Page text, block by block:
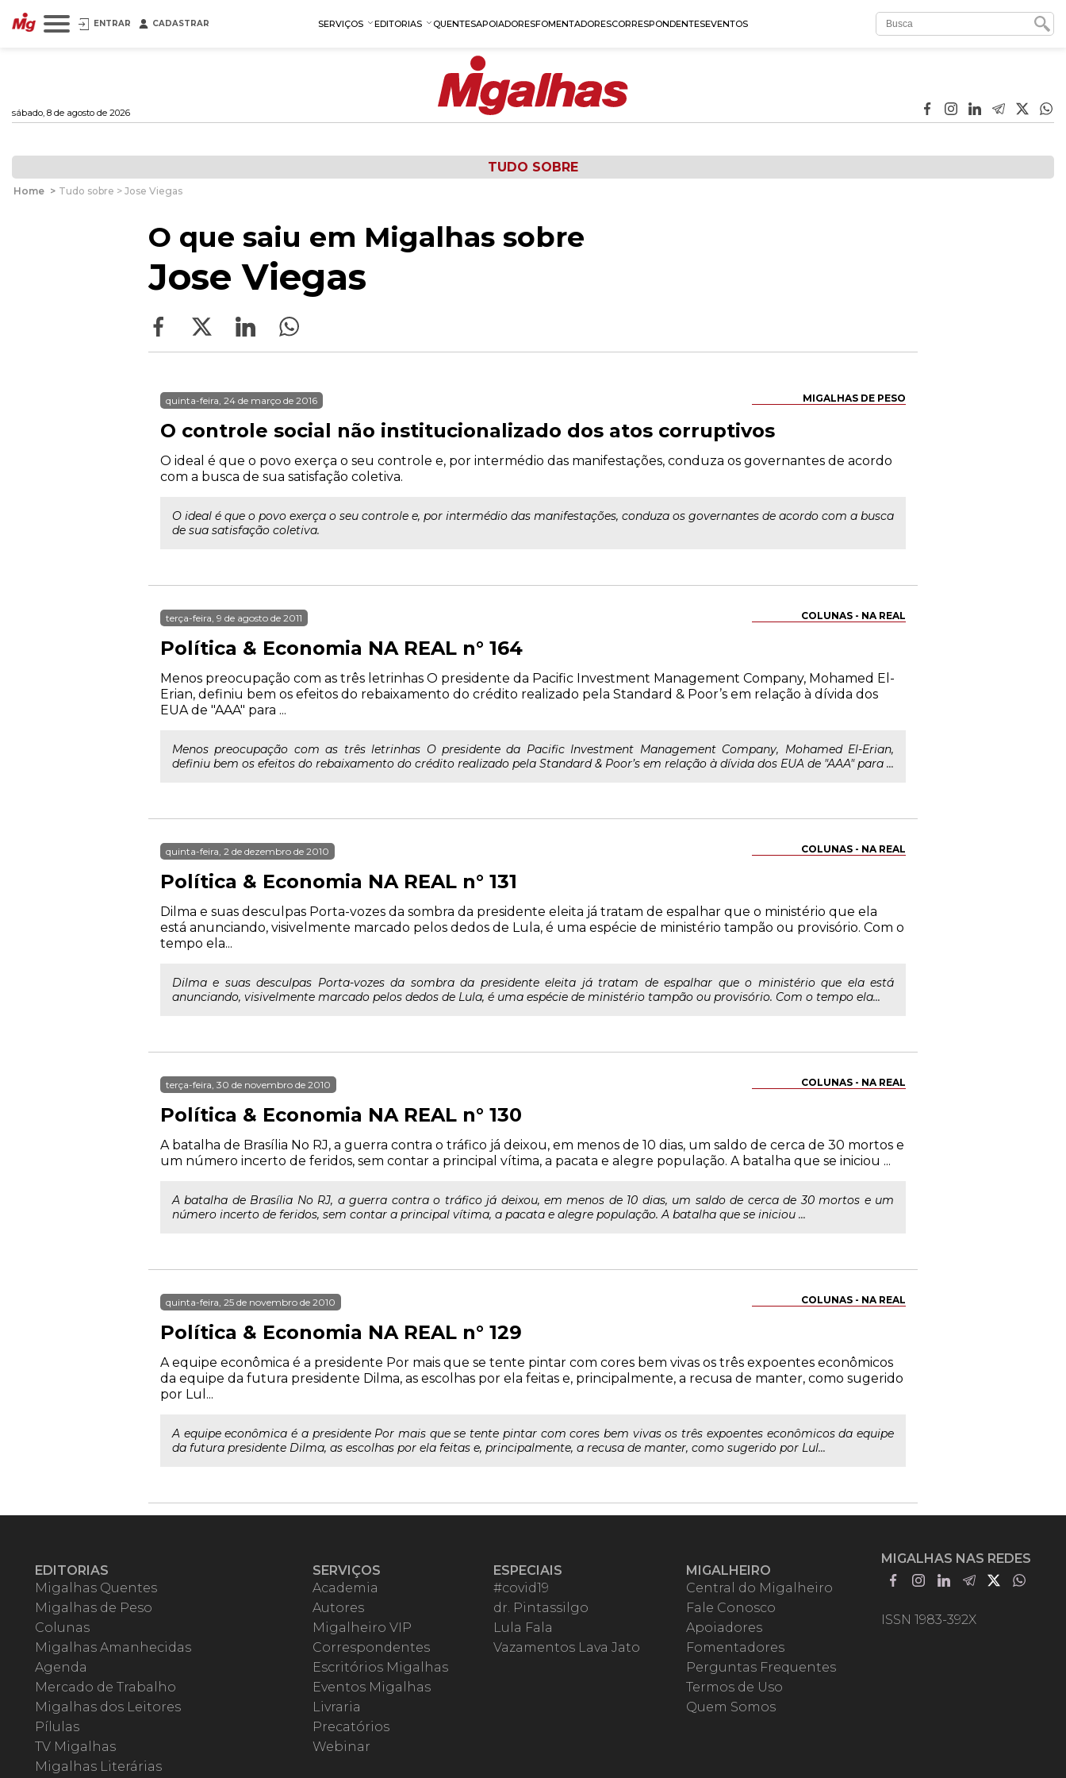
ENTRAR CADASTRAR SERVIÇOS EDITORIAS QUENTESAPOIADORESFOMENTADORESCORRESPONDENTESEVENTOS
sábado, 8 de agosto de 2026
TUDO SOBRE
Home > Tudo sobre > Jose Viegas
O que saiu em Migalhas sobre
Jose Viegas
MIGALHAS DE PESO
quinta-feira, 24 de março de 2016
O controle social não institucionalizado dos atos corruptivos
O ideal é que o povo exerça o seu controle e, por intermédio das manifestações, conduza os governantes de acordo
com a busca de sua satisfação coletiva.
O ideal é que o povo exerça o seu controle e, por intermédio das manifestações, conduza os governantes de acordo com a busca
de sua satisfação coletiva.
COLUNAS - NA REAL
terça-feira, 9 de agosto de 2011
Política & Economia NA REAL n° 164
Menos preocupação com as três letrinhas O presidente da Pacific Investment Management Company, Mohamed El-
Erian, definiu bem os efeitos do rebaixamento do crédito realizado pela Standard & Poor’s em relação à dívida dos
EUA de "AAA" para ...
Menos preocupação com as três letrinhas O presidente da Pacific Investment Management Company, Mohamed El-Erian,
definiu bem os efeitos do rebaixamento do crédito realizado pela Standard & Poor’s em relação à dívida dos EUA de "AAA" para ...
COLUNAS - NA REAL
quinta-feira, 2 de dezembro de 2010
Política & Economia NA REAL n° 131
Dilma e suas desculpas Porta-vozes da sombra da presidente eleita já tratam de espalhar que o ministério que ela
está anunciando, visivelmente marcado pelos dedos de Lula, é uma espécie de ministério tampão ou provisório. Com o
tempo ela...
Dilma e suas desculpas Porta-vozes da sombra da presidente eleita já tratam de espalhar que o ministério que ela está
anunciando, visivelmente marcado pelos dedos de Lula, é uma espécie de ministério tampão ou provisório. Com o tempo ela...
COLUNAS - NA REAL
terça-feira, 30 de novembro de 2010
Política & Economia NA REAL n° 130
A batalha de Brasília No RJ, a guerra contra o tráfico já deixou, em menos de 10 dias, um saldo de cerca de 30 mortos e
um número incerto de feridos, sem contar a principal vítima, a pacata e alegre população. A batalha que se iniciou ...
A batalha de Brasília No RJ, a guerra contra o tráfico já deixou, em menos de 10 dias, um saldo de cerca de 30 mortos e um
número incerto de feridos, sem contar a principal vítima, a pacata e alegre população. A batalha que se iniciou ...
COLUNAS - NA REAL
quinta-feira, 25 de novembro de 2010
Política & Economia NA REAL n° 129
A equipe econômica é a presidente Por mais que se tente pintar com cores bem vivas os três expoentes econômicos
da equipe da futura presidente Dilma, as escolhas por ela feitas e, principalmente, a recusa de manter, como sugerido
por Lul...
A equipe econômica é a presidente Por mais que se tente pintar com cores bem vivas os três expoentes econômicos da equipe
da futura presidente Dilma, as escolhas por ela feitas e, principalmente, a recusa de manter, como sugerido por Lul...
EDITORIAS
Migalhas Quentes
Migalhas de Peso
Colunas
Migalhas Amanhecidas
Agenda
Mercado de Trabalho
Migalhas dos Leitores
Pílulas
TV Migalhas
Migalhas Literárias
SERVIÇOS
Academia
Autores
Migalheiro VIP
Correspondentes
Escritórios Migalhas
Eventos Migalhas
Livraria
Precatórios
Webinar
ESPECIAIS
#covid19
dr. Pintassilgo
Lula Fala
Vazamentos Lava Jato
MIGALHEIRO
Central do Migalheiro
Fale Conosco
Apoiadores
Fomentadores
Perguntas Frequentes
Termos de Uso
Quem Somos
MIGALHAS NAS REDES
ISSN 1983-392X